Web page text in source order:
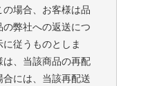
の場合、お客様は品
弊社への返送につ
従うものとしま
、当該商品の再配
には、当該再配送